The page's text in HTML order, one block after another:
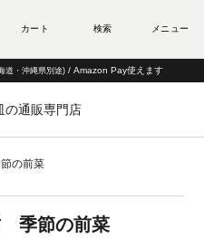
道・沖縄県別途) / Amazon Pay使えます
の通販専門店
の前菜
季節の前菜